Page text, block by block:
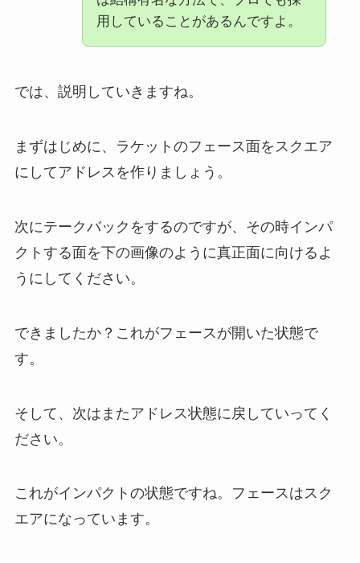
用していることがあるんですよ。
では、説明していきますね。
まずはじめに、ラケットのフェース面をスクエア
にしてアドレスを作りましょう。
次にテークバックをするのですが、その時インパ
クトする面を下の画像のように真正面に向けるよ
うにしてください。
できましたか？これがフェースが開いた状態で
す。
そして、次はまたアドレス状態に戻していってく
ださい。
これがインパクトの状態ですね。フェースはスク
エアになっています。